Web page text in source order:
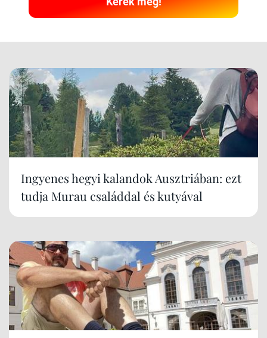
Ingyenes hegyi kalandok Ausztriában: ezt
tudja Murau családdal és kutyával